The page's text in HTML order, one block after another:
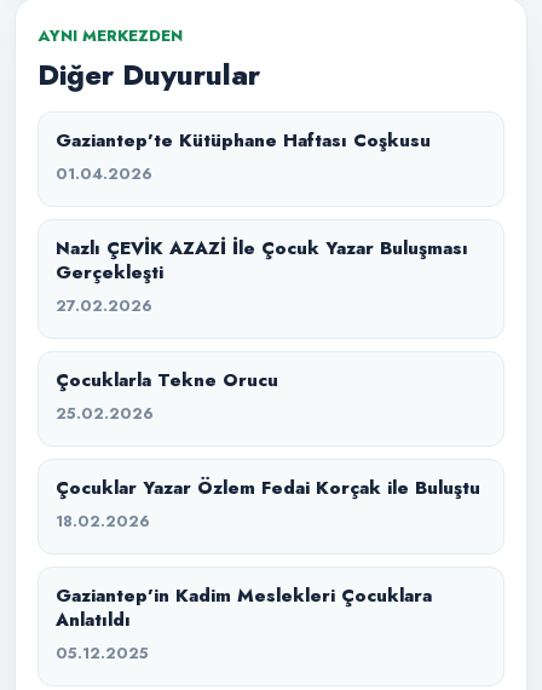
AYNI MERKEZDEN
Diğer Duyurular
Gaziantep’te Kütüphane Haftası Coşkusu
01.04.2026
Nazlı ÇEVİK AZAZİ İle Çocuk Yazar Buluşması
Gerçekleşti
27.02.2026
Çocuklarla Tekne Orucu
25.02.2026
Çocuklar Yazar Özlem Fedai Korçak ile Buluştu
18.02.2026
Gaziantep’in Kadim Meslekleri Çocuklara
Anlatıldı
05.12.2025